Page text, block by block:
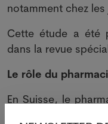
notamment chez
Cette étude a été
dans la revue
Le rôle du
En Suisse, le